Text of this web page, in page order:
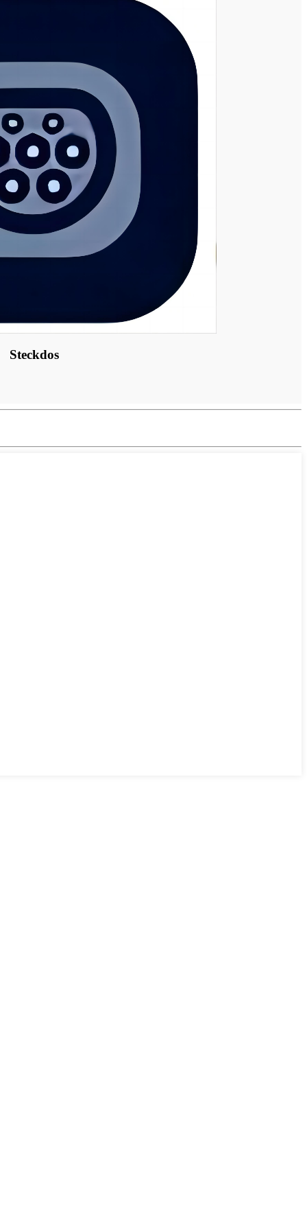
Steckdos